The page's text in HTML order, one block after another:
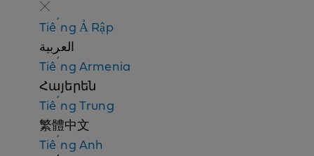
n
d
i
s
c
r
i
Tiếng Ả Rập
العربية
Tiếng Armenia
Հայերեն
Tiếng Trung
繁體中文
Tiếng Anh